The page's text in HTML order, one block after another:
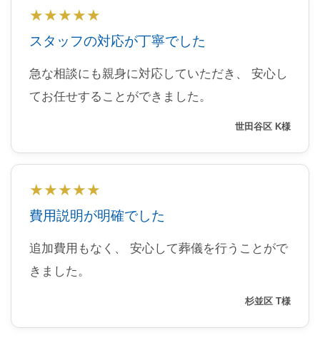
★★★★★
スタッフの対応が丁寧でした
急な相談にも親身に対応していただき、 安心し
てお任せすることができました。
世田谷区 K様
★★★★★
費用説明が明確でした
追加費用もなく、 安心して葬儀を行うことがで
きました。
杉並区 T様